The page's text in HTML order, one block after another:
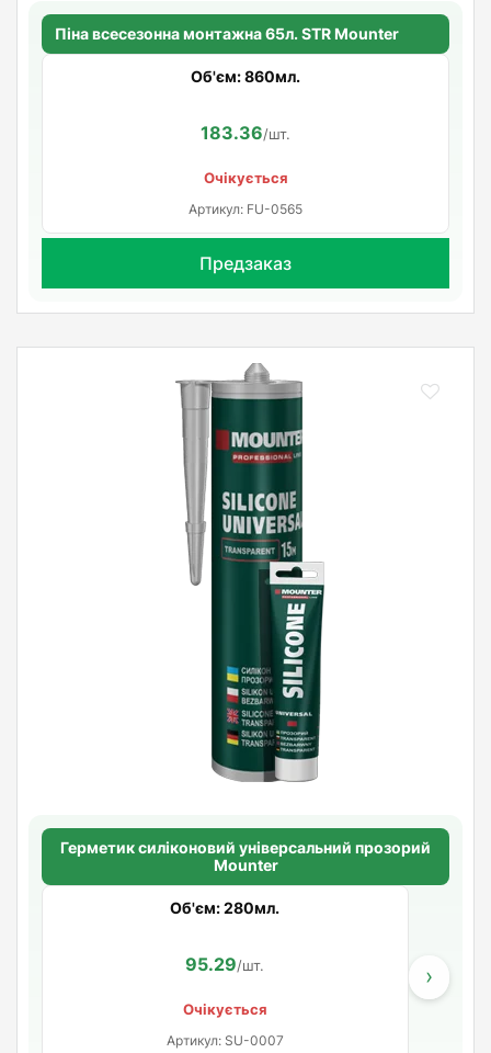
Піна всесезонна монтажна 65л. STR Mounter
Об'єм: 860мл.
183.36/шт.
Очікується
Артикул: FU-0565
Предзаказ
Герметик силіконовий універсальний прозорий
Mounter
Об'єм: 280мл.
95.29/шт.
Очікується
Артикул: SU-0007
›